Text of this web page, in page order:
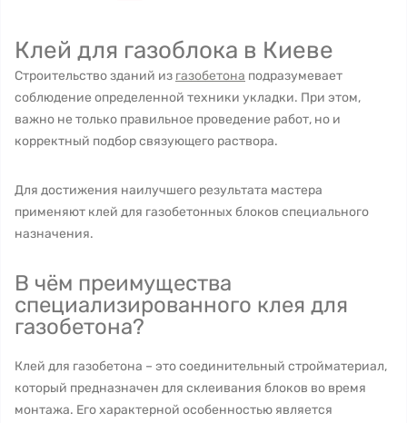
Клей для газоблока в Киеве
Строительство зданий из газобетона подразумевает
соблюдение определенной техники укладки. При этом,
важно не только правильное проведение работ, но и
корректный подбор связующего раствора.
Для достижения наилучшего результата мастера
применяют клей для газобетонных блоков специального
назначения.
В чём преимущества
специализированного клея для
газобетона?
Клей для газобетона – это соединительный стройматериал,
который предназначен для склеивания блоков во время
монтажа. Его характерной особенностью является